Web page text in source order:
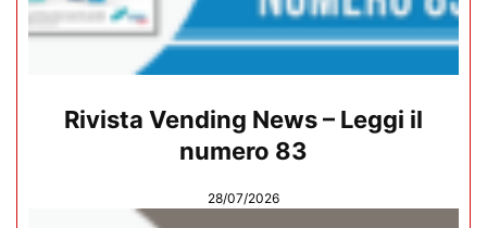
Rivista Vending News – Leggi il
numero 83
28/07/2026